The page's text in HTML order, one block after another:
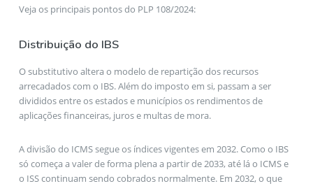
Veja os principais pontos do PLP 108/2024:
Distribuição do IBS
O substitutivo altera o modelo de repartição dos recursos
arrecadados com o IBS. Além do imposto em si, passam a ser
divididos entre os estados e municípios os rendimentos de
aplicações financeiras, juros e multas de mora.
A divisão do ICMS segue os índices vigentes em 2032. Como o IBS
só começa a valer de forma plena a partir de 2033, até lá o ICMS e
o ISS continuam sendo cobrados normalmente. Em 2032, o que